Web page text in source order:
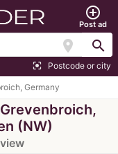
add_circle_outline
Post ad
location_on search
center_focus_strong Postcode or city
Germany
(NW)